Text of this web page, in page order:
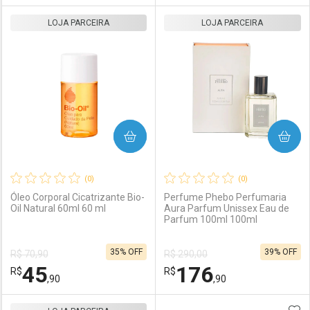
Comprar sem Desconto
Por R$ 37,90/cada
Comprar sem Desconto
Por R$ 37,90/cada
Comprar sem Desconto
Por R$ 104,90/cada
Comprar sem Desconto
Por R$ 104,90/cada
(0)
Óleo Corporal Cicatrizante Bio-
Oil Natural 60ml 60 ml
LOJA PARCEIRA
R$ 70,90
R$45,90
35% OFF
COMPRAR
(0)
Perfume Phebo Perfumaria
Aura Parfum Unissex Eau de
Parfum 100ml 100ml
LOJA PARCEIRA
R$ 290,00
R$176,90
39% OFF
COMPRAR